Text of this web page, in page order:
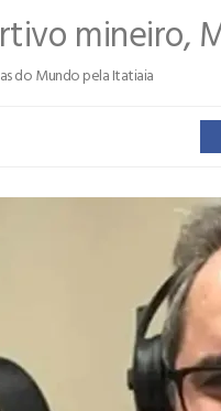
mineiro,
do Mundo pela Itatiaia